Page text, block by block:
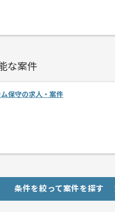
な案件
保守の求人・案件
条件を絞って案件を探す